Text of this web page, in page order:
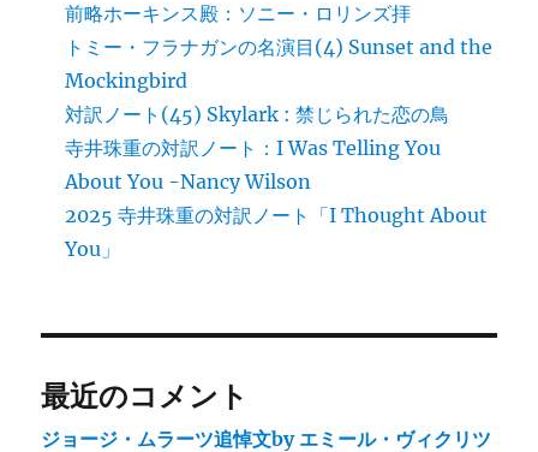
日
に
前略ホーキンス殿：ソニー・ロリンズ拝
トミー・フラナガンの名演目(4) Sunset and the
Mockingbird
対訳ノート(45) Skylark : 禁じられた恋の鳥
寺井珠重の対訳ノート：I Was Telling You
About You -Nancy Wilson
2025 寺井珠重の対訳ノート「I Thought About
You」
最近のコメント
ジョージ・ムラーツ追悼文by エミール・ヴィクリツ